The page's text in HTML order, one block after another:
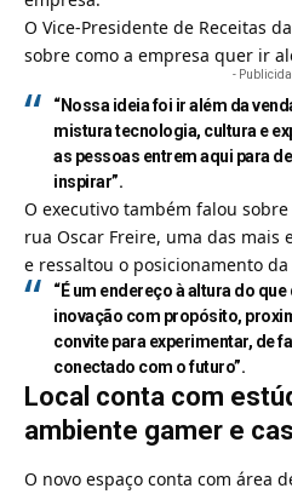
O Vice-Presidente de Receitas
sobre como a empresa quer ir
-
“Nossa ideia foi ir além da
mistura tecnologia, cultura e
as pessoas entrem aqui para
inspirar”.
O executivo também falou
rua Oscar Freire, uma das mais
e ressaltou o posicionamento
“É um endereço à altura do
inovação com propósito,
convite para experimentar, de
conectado com o futuro”.
Local conta com
ambiente gamer e
O novo espaço conta com área